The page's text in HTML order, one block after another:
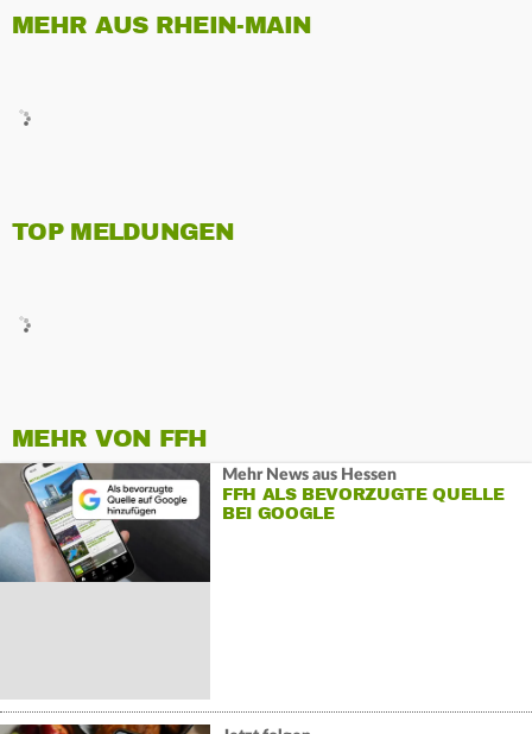
MEHR AUS RHEIN-MAIN
TOP MELDUNGEN
MEHR VON FFH
Mehr News aus Hessen
FFH ALS BEVORZUGTE QUELLE
BEI GOOGLE